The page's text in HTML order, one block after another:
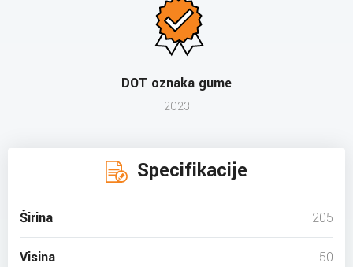
DOT oznaka gume
2023
Specifikacije
Širina 205
Visina 50